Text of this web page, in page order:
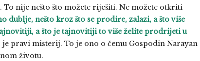
nije nešto što možete riješiti. Ne možete otkriti
dublje, nešto kroz što se prodire, zalazi, a što više
a što je tajnovitiji to više želite prodrijeti u
je pravi misterij. To je ono o čemu Gospodin Narayan
životu.